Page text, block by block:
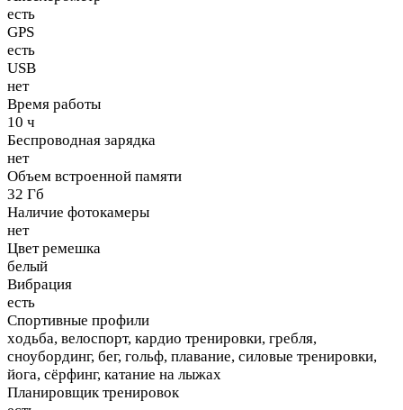
есть
GPS
есть
USB
нет
Время работы
10 ч
Беспроводная зарядка
нет
Объем встроенной памяти
32 Гб
Наличие фотокамеры
нет
Цвет ремешка
белый
Вибрация
есть
Спортивные профили
xодьба, велоспорт, кардио тренировки, гребля,
сноубординг, бег, гольф, плавание, силовые тренировки,
йога, сёрфинг, катание на лыжах
Планировщик тренировок